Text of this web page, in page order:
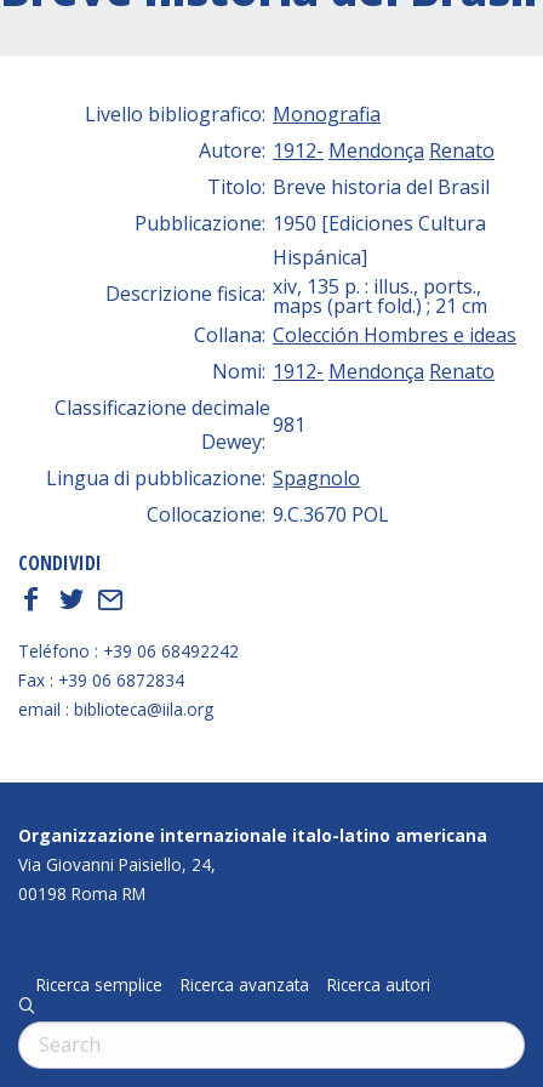
Livello bibliografico: Monografia
Autore: 1912- Mendonça Renato
Titolo: Breve historia del Brasil
Pubblicazione: 1950 [Ediciones Cultura
Hispánica]
Descrizione fisica: xiv, 135 p. : illus., ports.,
maps (part fold.) ; 21 cm
Collana: Colección Hombres e ideas
Nomi: 1912- Mendonça Renato
Classificazione decimale
Dewey:
981
Lingua di pubblicazione: Spagnolo
Collocazione: 9.C.3670 POL
CONDIVIDI
f
t E
Teléfono : +39 06 68492242
Fax : +39 06 6872834
email : biblioteca@iila.org
Organizzazione internazionale italo-latino americana
Via Giovanni Paisiello, 24,
00198 Roma RM
Ricerca semplice Ricerca avanzata Ricerca autori
q
Cerca: